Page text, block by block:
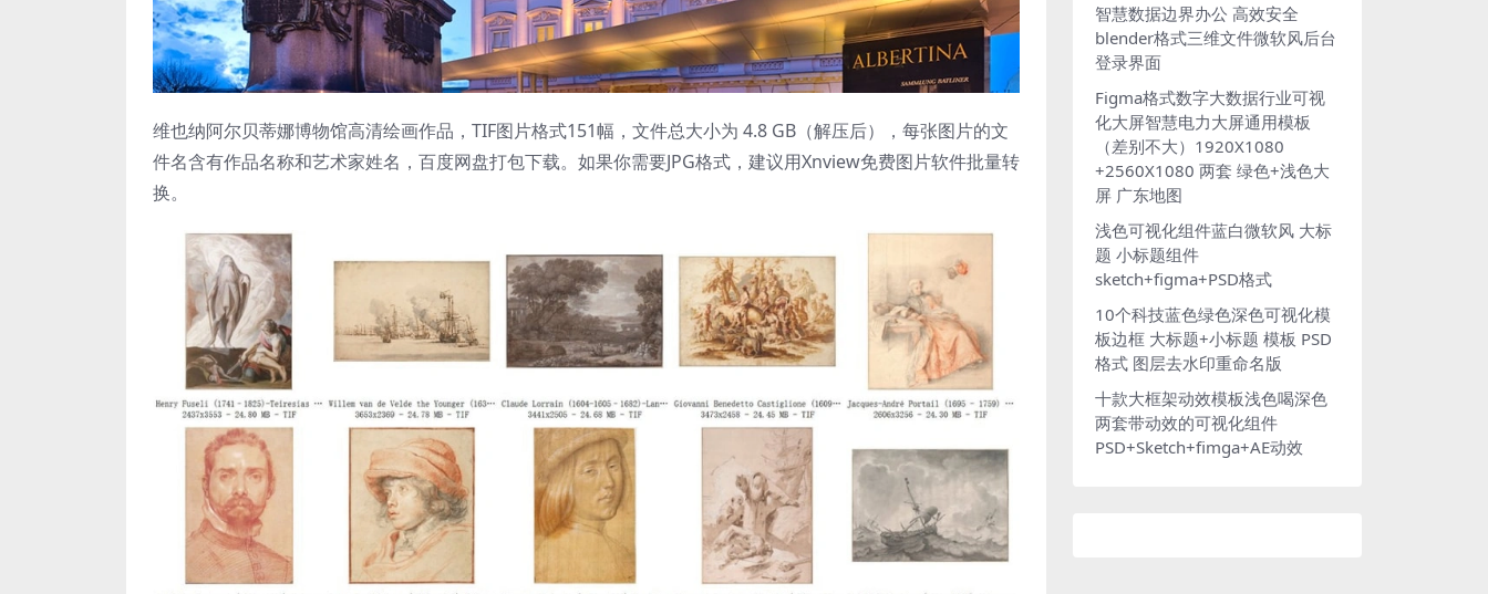
维也纳阿尔贝蒂娜博物馆高清绘画作品，TIF图片格式151幅，文件总大小为 4.8 GB（解压后），每张图片的文
件名含有作品名称和艺术家姓名，百度网盘打包下载。如果你需要JPG格式，建议用Xnview免费图片软件批量转
换。
智慧数据边界办公 高效安全
blender格式三维文件微软风后台
登录界面
Figma格式数字大数据行业可视
化大屏智慧电力大屏通用模板
（差别不大）1920X1080
+2560X1080 两套 绿色+浅色大
屏 广东地图
浅色可视化组件蓝白微软风 大标
题 小标题组件
sketch+figma+PSD格式
10个科技蓝色绿色深色可视化模
板边框 大标题+小标题 模板 PSD
格式 图层去水印重命名版
十款大框架动效模板浅色喝深色
两套带动效的可视化组件
PSD+Sketch+fimga+AE动效